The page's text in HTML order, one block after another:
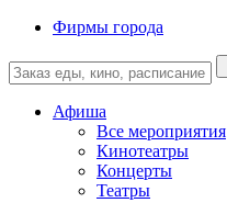
Фирмы города
Афиша
Все мероприятия
Кинотеатры
Концерты
Театры